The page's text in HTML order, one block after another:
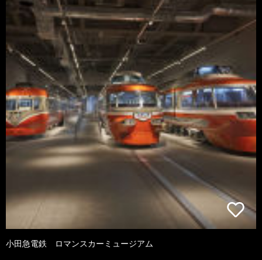
小田急電鉄 ロマンスカーミュージアム